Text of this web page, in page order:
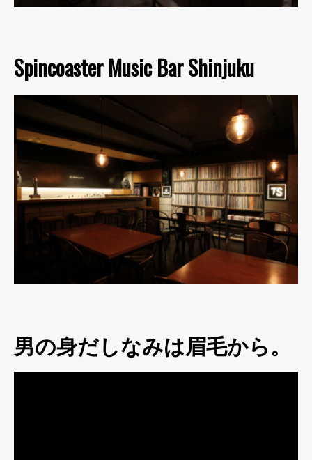
Spincoaster Music Bar Shinjuku
男の身だしなみは眉毛から。